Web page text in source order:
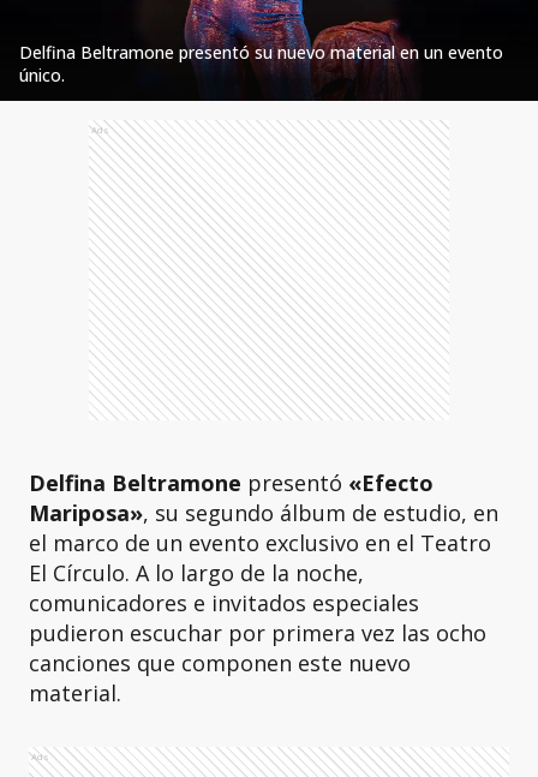
Delfina Beltramone presentó su nuevo material en un evento
único.
Ads
Delfina Beltramone presentó «Efecto
Mariposa», su segundo álbum de estudio, en
el marco de un evento exclusivo en el Teatro
El Círculo. A lo largo de la noche,
comunicadores e invitados especiales
pudieron escuchar por primera vez las ocho
canciones que componen este nuevo
material.
Ads